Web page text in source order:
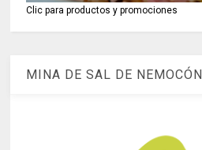
Clic para productos y promociones
MINA DE SAL DE NEMOCÓN